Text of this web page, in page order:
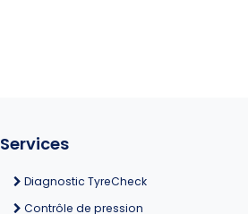
Services
Diagnostic TyreCheck
Contrôle de pression